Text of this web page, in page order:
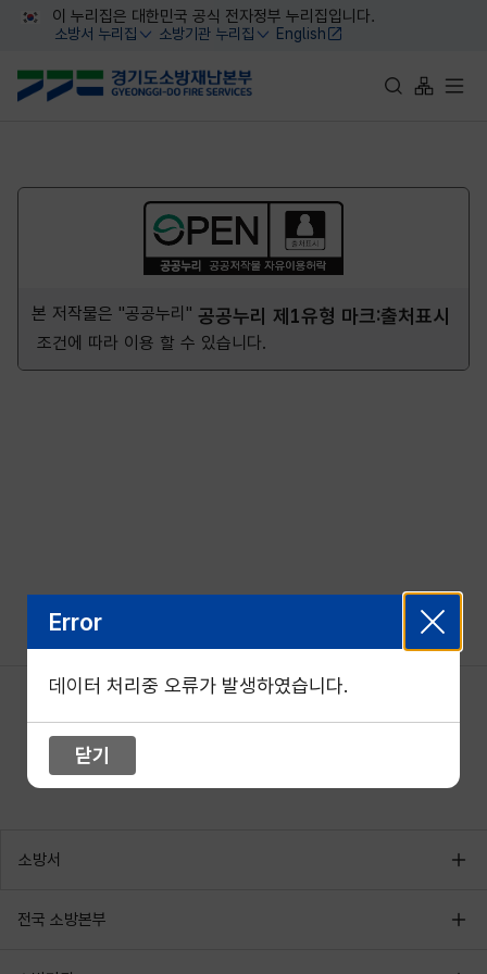
대메뉴 바로가기
본문 바로가기
이 누리집은 대한민국 공식 전자정부 누리집입니다.
소방서 누리집
열기
소방기관 누리집
열기
English
통합검색 바로가
사이트맵
전체
본 저작물은 "공공누리" 공공누리 제1유형 마크:출처표시
조건에 따라 이용 할 수 있습니다.
소방서
전국 소방본부
Error
데이터 처리중 오류가 발생하였습니다.
닫기